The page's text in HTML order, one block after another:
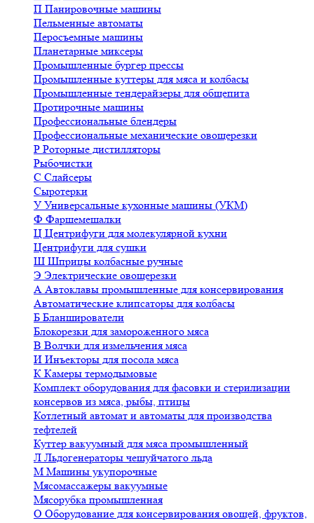
П Панировочные машины
Пельменные автоматы
Перосъемные машины
Планетарные миксеры
Промышленные бургер прессы
Промышленные куттеры для мяса и колбасы
Промышленные тендерайзеры для общепита
Протирочные машины
Профессиональные блендеры
Профессиональные механические овощерезки
Р Роторные дистилляторы
Рыбочистки
С Слайсеры
Сыротерки
У Универсальные кухонные машины (УКМ)
Ф Фаршемешалки
Ц Центрифуги для молекулярной кухни
Центрифуги для сушки
Ш Шприцы колбасные ручные
Э Электрические овощерезки
А Автоклавы промышленные для консервирования
Автоматические клипсаторы для колбасы
Б Бланширователи
Блокорезки для замороженного мяса
В Волчки для измельчения мяса
И Инъекторы для посола мяса
К Камеры термодымовые
Комплект оборудования для фасовки и стерилизации
консервов из мяса, рыбы, птицы
Котлетный автомат и автоматы для производства
тефтелей
Куттер вакуумный для мяса промышленный
Л Льдогенераторы чешуйчатого льда
М Машины укупорочные
Мясомассажеры вакуумные
Мясорубка промышленная
О Оборудование для консервирования овощей, фруктов,